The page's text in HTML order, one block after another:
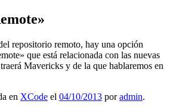
repositorio remoto, hay una opción
que está relacionada con las nuevas
Mavericks y de la que hablaremos en
en XCode el 04/10/2013 poradmin.